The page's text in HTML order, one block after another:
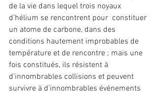
de la vie dans lequel trois noyaux
d’hélium se rencontrent pour  constituer
un atome de carbone, dans des
conditions hautement improbables de
température et de rencontre ; mais une
fois constitués, ils résistent à
d’innombrables collisions et peuvent
survivre à d’innombrables événements